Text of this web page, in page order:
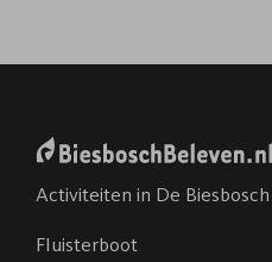
Activiteiten in De Biesbosch
Fluisterboot